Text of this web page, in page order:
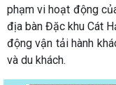
phạm vi hoạt động
địa bàn Đặc khu Cát
động vận tải hành
và du khách.